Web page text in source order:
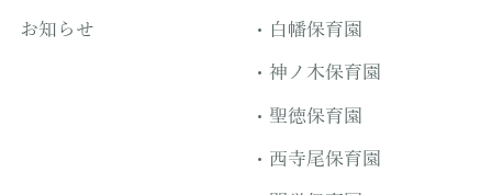
お知らせ 白幡保育園
神ノ木保育園
聖徳保育園
西寺尾保育園